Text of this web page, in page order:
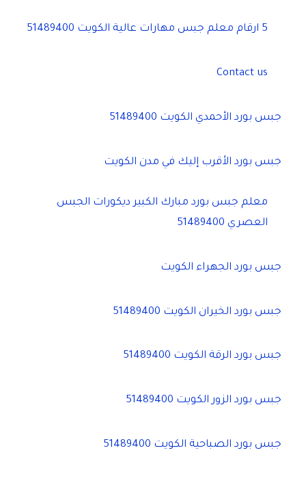
5 ارقام معلم جبس مهارات عالية الكويت 51489400
Contact us
جبس بورد الأحمدي الكويت 51489400
جبس بورد الأقرب إليك في مدن الكويت
معلم جبس بورد مبارك الكبير ديكورات الجبس
العصري 51489400
جبس بورد الجهراء الكويت
جبس بورد الخيران الكويت 51489400
جبس بورد الرقة الكويت 51489400
جبس بورد الزور الكويت 51489400
جبس بورد الصباحية الكويت 51489400